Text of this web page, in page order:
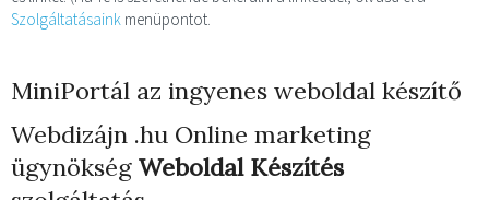
Szolgáltatásaink menüpontot.
MiniPortál az ingyenes weboldal készítő
Webdizájn .hu Online marketing
ügynökség Weboldal Készítés